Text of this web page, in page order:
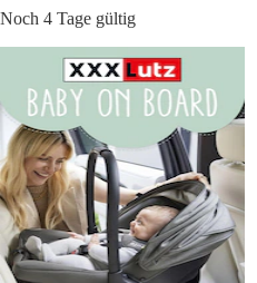
Noch 4 Tage gültig